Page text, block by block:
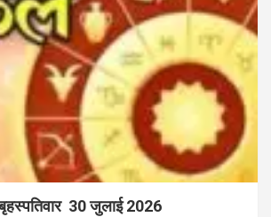
30 जुलाई 2026